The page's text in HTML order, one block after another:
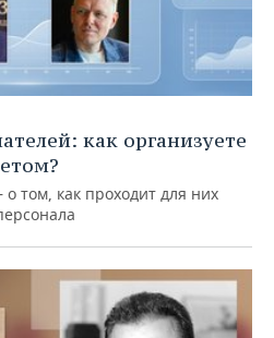
как организуете
том, как проходит для них